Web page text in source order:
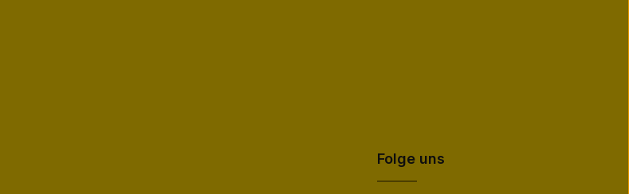
Folge uns